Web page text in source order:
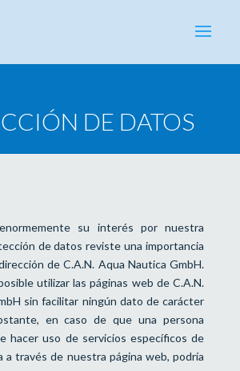
DE DATOS
su interés por nuestra
de datos reviste una importancia
de C.A.N. Aqua Nautica GmbH.
utilizar las páginas web de C.A.N.
sin facilitar ningún dato de carácter
en caso de que una persona
hacer uso de servicios específicos de
a través de nuestra página web, podría